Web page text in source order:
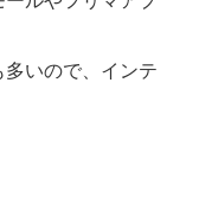
多いので、インテ